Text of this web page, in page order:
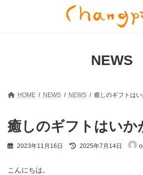
NEWS
HOME NEWS NEWS 癒しのギフトはい
癒しのギフトはいか
2023年11月16日
最
2025年7月14日
こんにちは。